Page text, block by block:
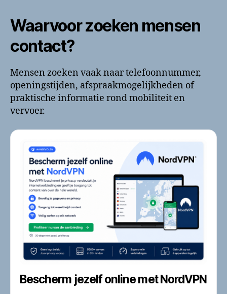
Waarvoor zoeken mensen
contact?
Mensen zoeken vaak naar telefoonnummer,
openingstijden, afspraakmogelijkheden of
praktische informatie rond mobiliteit en
vervoer.
Bescherm jezelf online met NordVPN